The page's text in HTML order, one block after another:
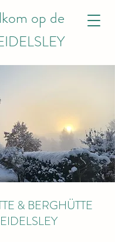
op de
& BERGHÜTTE